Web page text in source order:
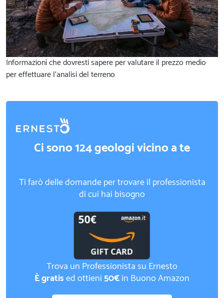
Informazioni che dovresti sapere per valutare il prezzo medio
per effettuare l'analisi del terreno
Ci sono 124 geologi vicino a te
Ti farò delle domande per trovare il professionista
di cui hai bisogno
Trova un Professionista su Ernesto
È gratised ottieni50€in Buono Amazon